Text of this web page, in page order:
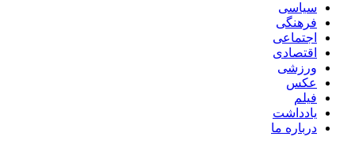
سیاسی
فرهنگی
اجتماعی
اقتصادی
ورزشی
عکس
فیلم
یادداشت
درباره ما